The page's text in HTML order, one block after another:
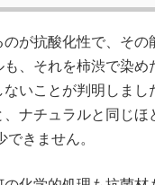
が抗酸化性で、そ
、それを柿渋で染
いことが判明しま
ナチュラルと同じ
きません。